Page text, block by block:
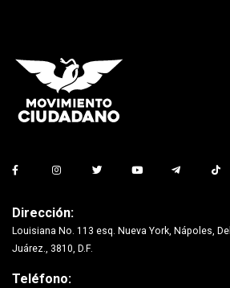
Dirección:
Louisiana No. 113 esq. Nueva York, Nápoles,
Juárez., 3810, D.F.
Teléfono: